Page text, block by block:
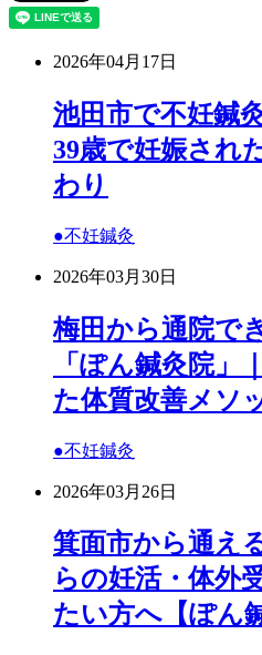
2026年04月17日
池田市で不妊鍼
39歳で妊娠され
わり
●不妊鍼灸
2026年03月30日
梅田から通院で
「ぽん鍼灸院」
た体質改善メソ
●不妊鍼灸
2026年03月26日
箕面市から通え
らの妊活・体外
たい方へ【ぽん